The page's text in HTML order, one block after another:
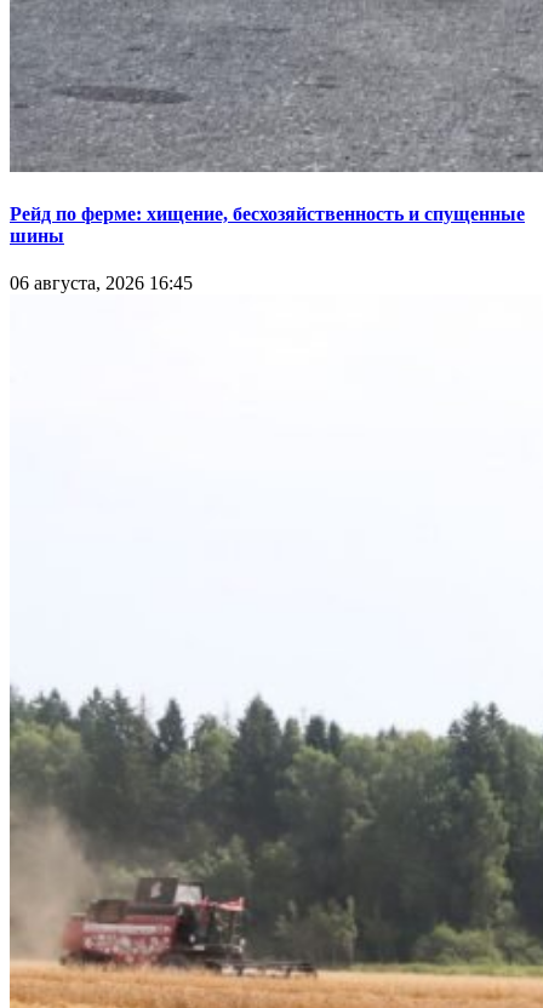
Рейд по ферме: хищение, бесхозяйственность и спущенные
шины
06 августа, 2026 16:45